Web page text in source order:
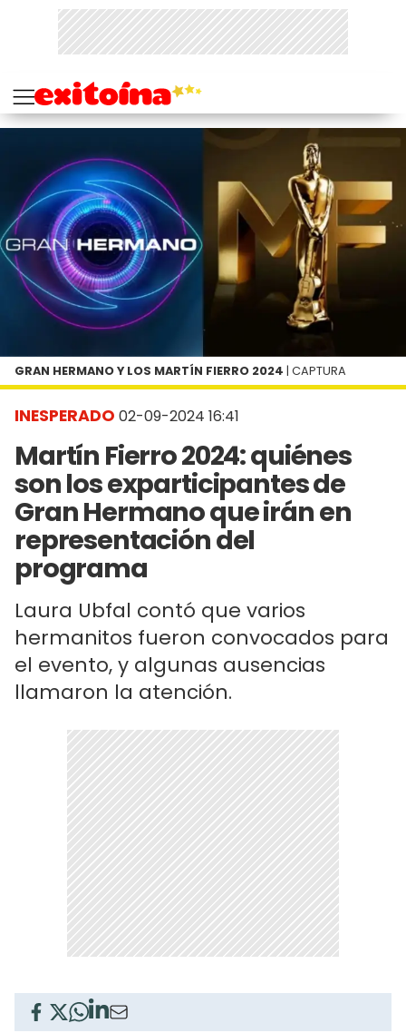
INESPERADO 02-09-2024 16:41
Martín Fierro 2024: quiénes
son los exparticipantes de
Gran Hermano que irán en
representación del
programa
Laura Ubfal contó que varios
hermanitos fueron convocados para
el evento, y algunas ausencias
llamaron la atención.
GRAN HERMANO Y LOS MARTÍN FIERRO 2024 | CAPTURA